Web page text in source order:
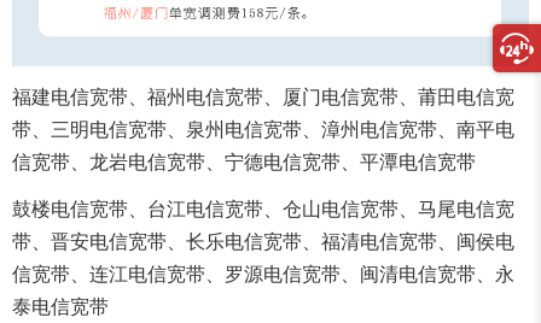
福建电信宽带、福州电信宽带、厦门电信宽带、莆田电信宽
带、三明电信宽带、泉州电信宽带、漳州电信宽带、南平电
信宽带、龙岩电信宽带、宁德电信宽带、平潭电信宽带
鼓楼电信宽带、台江电信宽带、仓山电信宽带、马尾电信宽
带、晋安电信宽带、长乐电信宽带、福清电信宽带、闽侯电
信宽带、连江电信宽带、罗源电信宽带、闽清电信宽带、永
泰电信宽带